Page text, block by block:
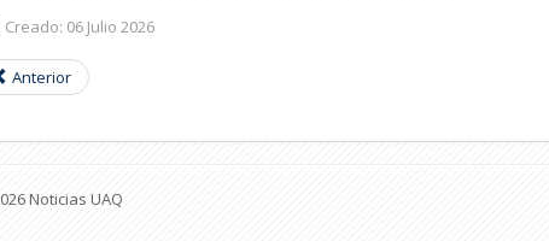
Creado: 06 Julio 2026
Anterior
Noticias UAQ